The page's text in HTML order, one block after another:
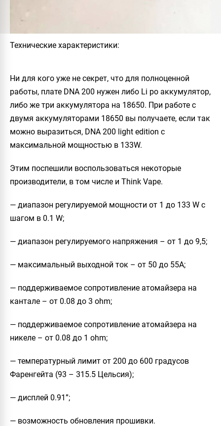
Технические характеристики:
Ни для кого уже не секрет, что для полноценной
работы, плате DNA 200 нужен либо Li po аккумулятор,
либо же три аккумулятора на 18650. При работе с
двумя аккумуляторами 18650 вы получаете, если так
можно выразиться, DNA 200 light edition с
максимальной мощностью в 133W.
Этим поспешили воспользоваться некоторые
производители, в том числе и Think Vape.
— диапазон регулируемой мощности от 1 до 133 W с
шагом в 0.1 W;
— диапазон регулируемого напряжения – от 1 до 9,5;
— максимальный выходной ток – от 50 до 55A;
— поддерживаемое сопротивление атомайзера на
кантале – от 0.08 до 3 ohm;
— поддерживаемое сопротивление атомайзера на
никеле – от 0.08 до 1 ohm;
— температурный лимит от 200 до 600 градусов
Фаренгейта (93 – 315.5 Цельсия);
— дисплей 0.91”;
— возможность обновления прошивки.